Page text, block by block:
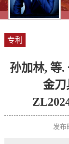
专利
孙加林, 等
金刀
发布